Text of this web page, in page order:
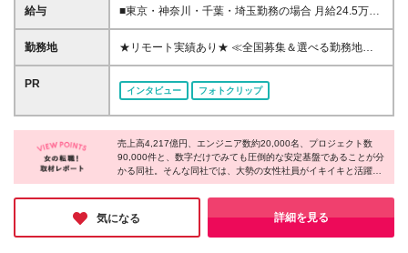
方も歓迎！ 使用できるソフトの種類については問い
給与
■東京・神奈川・千葉・埼玉勤務の場合 月給24.5万円
～55万円＋諸手当 （残業代は全額支給） (20,000円の
地域/住宅手当込み) ■愛知・京都・大阪・兵庫勤務の
静岡・三重・滋賀・広島・福岡勤務の場合 月給23.5
阜・奈良・和歌山・岡山勤務の場合 月給23万円以上
＋諸手当 （残業代は全額支給） (5,000円の地域/住宅
手当込み) ■その他のエリア勤務の場合 月給22.5万円
能力を考慮し、当社規定により優遇します。
勤務地
★リモート実績あり★ ≪全国募集＆選べる勤務地！
≫ 「地元で働きたい」という希望が叶います♪ 勤務地
は業界トップクラス約7,000件の取引事業所数、
90,000件以上のプロジェクトから検討をいたします。
※全国のメーカー各社での就業となります(沖縄を除
く) ◎地域/住宅・単身赴任手当などサポートも万全！
◎勤務地については希望を考慮の上、決定します（面
接地エリアの就業率92％以上） ◎転任費用や寮・社
宅制度も完備しています 【営業拠点／テクニカルセ
ンター】 札幌、盛岡、仙台、山形、郡山、宇都宮、
高崎、水戸、つくば、さいたま、千葉、秋葉原、新
宿、立川、横浜、厚木、平塚、富山、金沢、松本、甲
PR
インタビュー フォトクリップ
売上高4,217億円、エンジニア数約20,000名、プロジェクト数
90,000件と、数字だけでみても圧倒的な安定基盤であることが分
かる同社。そんな同社では、大勢の女性社員がイキイキと活躍し
ていました！その秘密は"働きやすさ"。土日祝休み＆残業少なめ
といった日常的な働きやすさはもちろん、産育休取得率100％な
どライフステージの変化にも柔軟に対応してくれるのは嬉しいポ
イント◎腰を据えて長く働きたい方にオススメの1社です♪
気になる 詳細を見る